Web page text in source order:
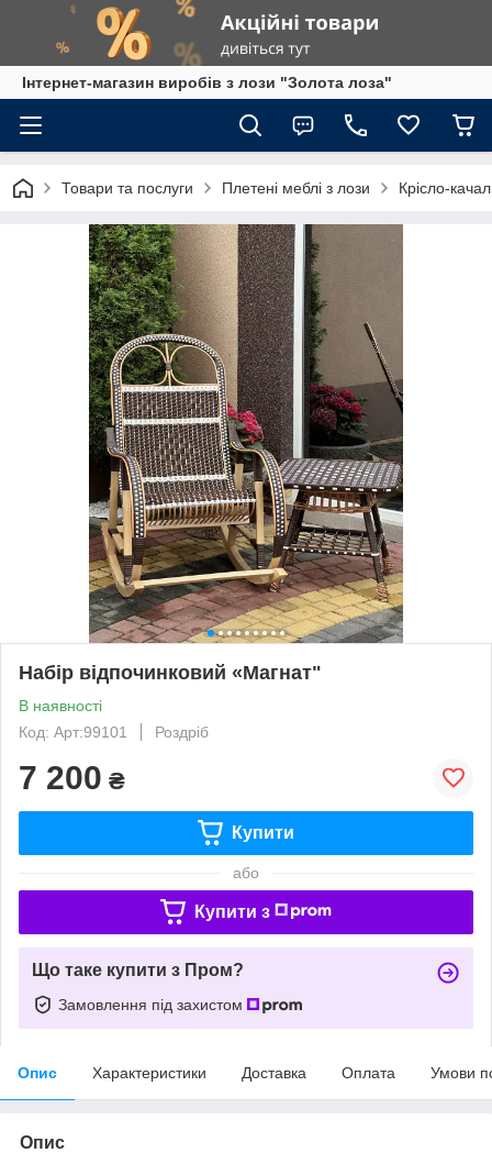
Інтернет-магазин виробів з лози "Золота лоза"
Товари та послуги Плетені меблі з лози Крісло-
Набір відпочинковий «Магнат"
В наявності
Код: Арт:99101
Роздріб
7 200 ₴
Купити
або
Купити з
Що таке купити з Пром?
Замовлення під захистом
Опис Характеристики Доставка Оплата Умови
Опис